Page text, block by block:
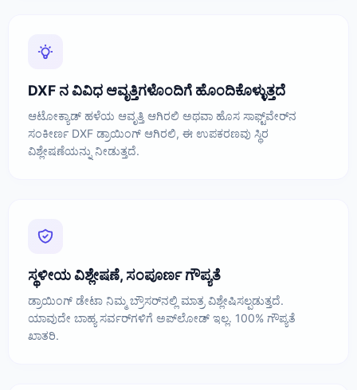
DXF ನ ವಿವಿಧ ಆವೃತ್ತಿಗಳೊಂದಿಗೆ ಹೊಂದಿಕೊಳ್ಳುತ್ತದೆ
ಆಟೋಕ್ಯಾಡ್ ಹಳೆಯ ಆವೃತ್ತಿ ಆಗಿರಲಿ ಅಥವಾ ಹೊಸ ಸಾಫ್ಟ್‌ವೇರ್‌ನ
ಸಂಕೀರ್ಣ DXF ಡ್ರಾಯಿಂಗ್ ಆಗಿರಲಿ, ಈ ಉಪಕರಣವು ಸ್ಥಿರ
ವಿಶ್ಲೇಷಣೆಯನ್ನು ನೀಡುತ್ತದೆ.
ಸ್ಥಳೀಯ ವಿಶ್ಲೇಷಣೆ, ಸಂಪೂರ್ಣ ಗೌಪ್ಯತೆ
ಡ್ರಾಯಿಂಗ್ ಡೇಟಾ ನಿಮ್ಮ ಬ್ರೌಸರ್‌ನಲ್ಲಿ ಮಾತ್ರ ವಿಶ್ಲೇಷಿಸಲ್ಪಡುತ್ತದೆ.
ಯಾವುದೇ ಬಾಹ್ಯ ಸರ್ವರ್‌ಗಳಿಗೆ ಅಪ್‌ಲೋಡ್ ಇಲ್ಲ. 100% ಗೌಪ್ಯತೆ
ಖಾತರಿ.